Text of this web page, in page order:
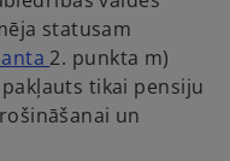
statusam
o
p
e
2. punkta m)
tikai pensiju
un